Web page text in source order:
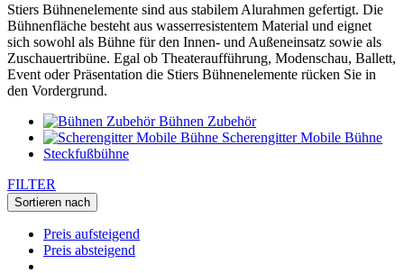
Stiers Bühnenelemente sind aus stabilem Alurahmen gefertigt. Die
Bühnenfläche besteht aus wasserresistentem Material und eignet
sich sowohl als Bühne für den Innen- und Außeneinsatz sowie als
Zuschauertribüne. Egal ob Theateraufführung, Modenschau, Ballett,
Event oder Präsentation die Stiers Bühnenelemente rücken Sie in
den Vordergrund.
Bühnen Zubehör
Scherengitter Mobile Bühne
Steckfußbühne
FILTER
Sortieren nach
Preis aufsteigend
Preis absteigend